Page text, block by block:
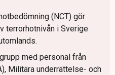
(NCT) gör
terrorhotnivån i Sverige
med personal från
Militära underrättelse- och